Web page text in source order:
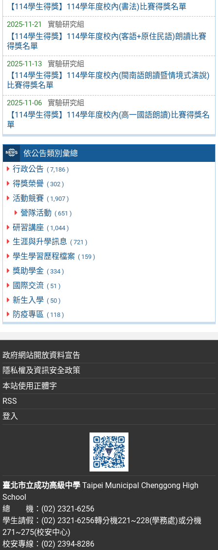
【114學生得獎】114學年度校內(書法)比賽得獎名單
2025-11-21 實驗研究組
【114學生得獎】114學年度校內(客語+原住民語)朗讀比賽
得獎名單
2025-11-13 實驗研究組
【114學生得獎】114學年度校內(閩南語朗讀暨情境式演說)
比賽得獎名單
2025-11-06 實驗研究組
【114學生得獎】114學年度校內(高一國語朗讀)比賽得獎名
單
依公告類別彙總
行政公告 ( 7,186 )
得獎榮譽 ( 302 )
活動競賽 ( 1,907 )
營隊活動 ( 651 )
研習講座 ( 1,044 )
生涯與升學訊息 ( 721 )
學生學習歷程檔案 ( 159 )
獎助學金 ( 334 )
國際交流 ( 51 )
新生入學 ( 50 )
防疫專區 ( 118 )
政府網站開放資料宣告
隱私權及資訊安全政策
本站使用正體字
RSS
登入
臺北市立成功高級中學 Taipei Municipal Chenggong High
School
總 機：(02) 2321-6256
學生請假：(02) 2321-6256轉分機221~228(學務處)或分機
271~275(校安中心)
校安專線：(02) 2394-8286